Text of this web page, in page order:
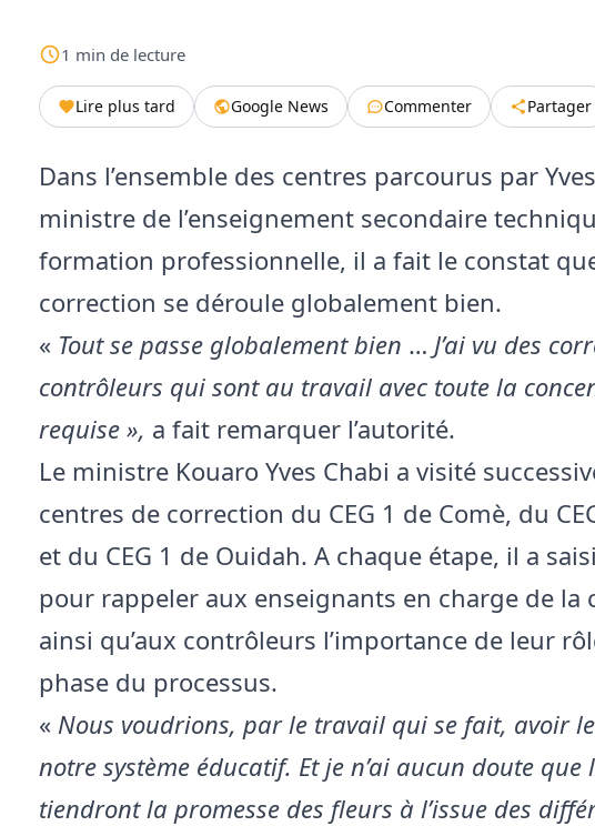
1 min de lecture
Lire plus tard Google News Commenter Partager
Dans l’ensemble des centres parcourus par
ministre de l’enseignement secondaire
formation professionnelle, il a fait le constat
correction se déroule globalement bien.
« Tout se passe globalement bien … J’ai vu des
contrôleurs qui sont au travail avec toute la
requise », a fait remarquer l’autorité.
Le ministre Kouaro Yves Chabi a visité
centres de correction du CEG 1 de Comè, du
et du CEG 1 de Ouidah. A chaque étape, il a
pour rappeler aux enseignants en charge de la
ainsi qu’aux contrôleurs l’importance de leur
phase du processus.
« Nous voudrions, par le travail qui se fait, avoir
notre système éducatif. Et je n’ai aucun doute que
tiendront la promesse des fleurs à l’issue des